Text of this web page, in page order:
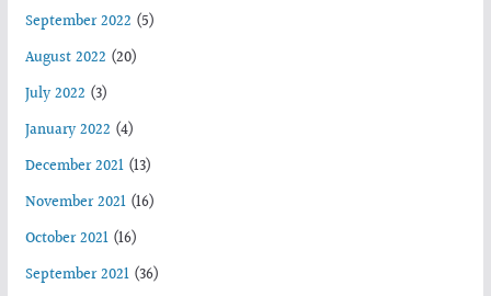
September 2022 (5)
August 2022 (20)
July 2022 (3)
January 2022 (4)
December 2021(13)
November 2021(16)
October 2021(16)
September 2021(36)